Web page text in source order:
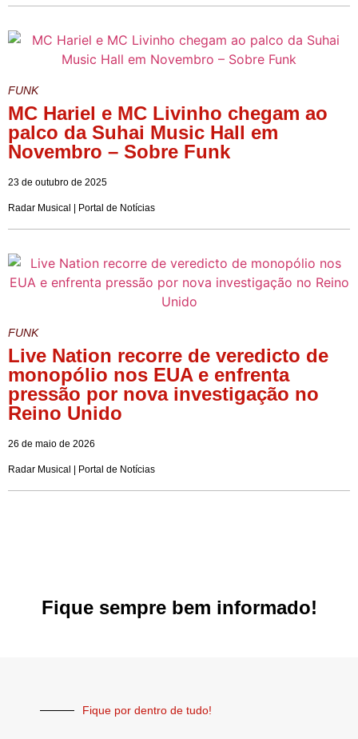
FUNK
MC Hariel e MC Livinho chegam ao
palco da Suhai Music Hall em
Novembro – Sobre Funk
23 de outubro de 2025
Radar Musical | Portal de Notícias
FUNK
Live Nation recorre de veredicto de
monopólio nos EUA e enfrenta
pressão por nova investigação no
Reino Unido
26 de maio de 2026
Radar Musical | Portal de Notícias
Fique sempre bem informado!
Fique por dentro de tudo!